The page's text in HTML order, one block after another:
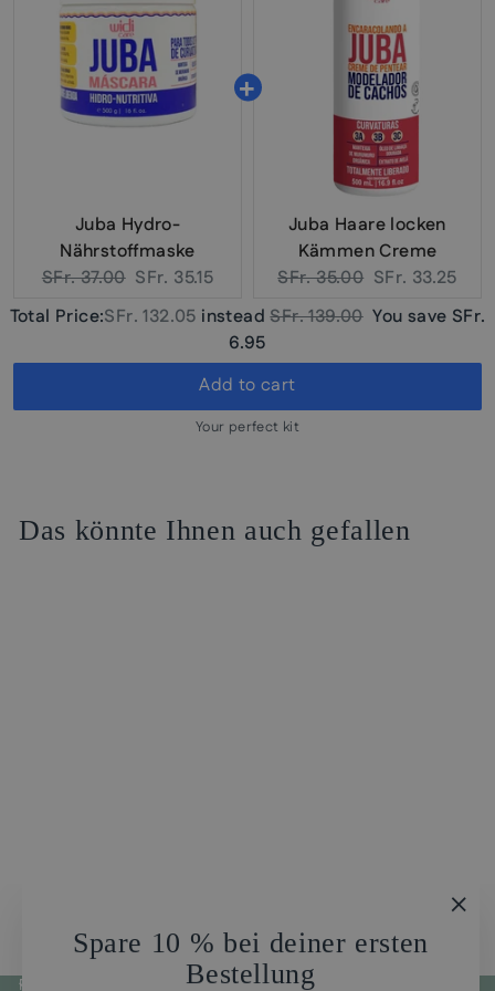
Spare 10 % bei deiner ersten
Bestellung
Juba Hydro-
Nährstoffmaske
Original
price:
SFr. 37.00 Current
price:
SFr. 35.15
Juba Haare locken
Kämmen Creme
Original
price:
SFr. 35.00 Current
price:
SFr. 33.25
Total Price:Discounted
SFr. 132.05 insteadOriginal
SFr. 139.00 You save SFr.
6.95
Add to cart
Your perfect kit
Das könnte Ihnen auch gefallen
RICHTLINIEN